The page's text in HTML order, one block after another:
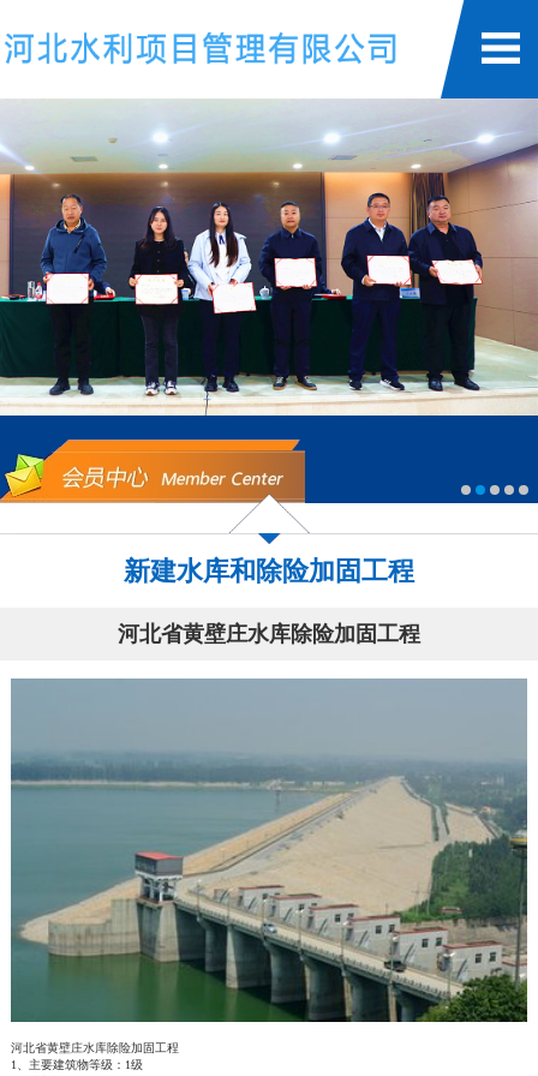
新建水库和除险加固工程
河北省黄壁庄水库除险加固工程
河北省黄壁庄水库除险加固工程
1、主要建筑物等级：1级